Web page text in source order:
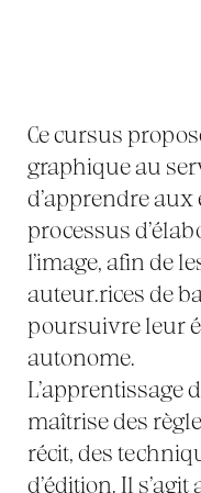
Ce cursus
graphique au
d’apprendre
processus
l’image, afin de
auteur.rices de
poursuivre leur
autonome.
L’apprentissage
maîtrise des
récit, des
d’édition. Il